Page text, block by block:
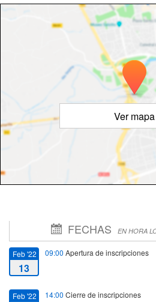
Ver mapa
FECHAS EN HORA
Feb '22
13
09:00 Apertura de inscripciones
Feb '22 14:00 Cierre de inscripciones